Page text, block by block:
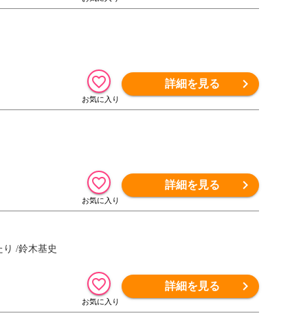
詳細を見る
詳細を見る
/鈴木基史
詳細を見る